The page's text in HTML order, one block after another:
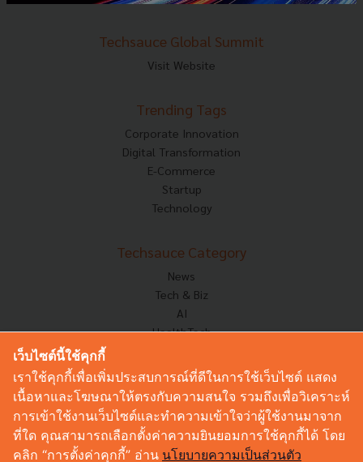
Techsauce Global Summit
Visit Website
Trending Tags
Corporate Innovation
Digital Transformation
E-Commerce
Startup
Technology
Techsauce Category
News
Tech & Biz
AI
HealthTech
Corp Innov
Saucy Thoughts
Sustainable
Videos
เว็บไซต์นี้ใช้คุกกี้
เราใช้คุกกี้เพื่อเพิ่มประสบการณ์ที่ดีในการใช้เว็บไซต์ แสดง
เนื้อหาและโฆษณาให้ตรงกับความสนใจ รวมถึงเพื่อวิเคราะห์
การเข้าใช้งานเว็บไซต์และทำความเข้าใจว่าผู้ใช้งานมาจาก
ที่ใด คุณสามารถเลือกตั้งค่าความยินยอมการใช้คุกกี้ได้ โดย
คลิก “การตั้งค่าคุกกี้” อ่าน นโยบายความเป็นส่วนตัว